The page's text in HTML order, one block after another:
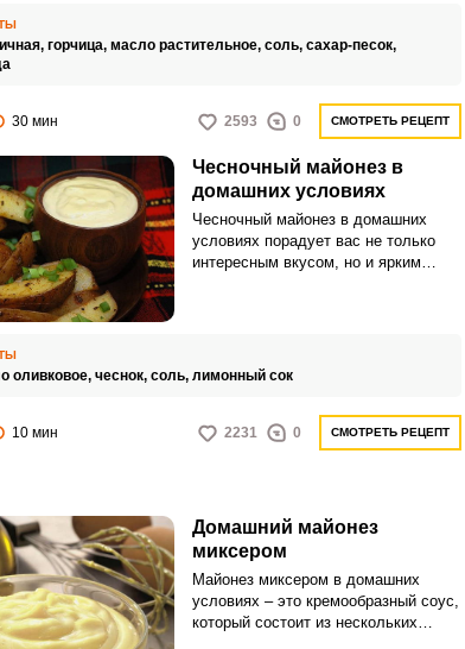
горчица, масло растительное, соль, сахар-песок,
30 мин 2593 0 СМОТРЕТЬ РЕЦЕПТ
Чесночный майонез в
домашних условиях
Чесночный майонез в домашних
условиях порадует вас не только
интересным вкусом, но и ярким
оливковое, чеснок, соль, лимонный сок
10 мин 2231 0 СМОТРЕТЬ РЕЦЕПТ
Домашний майонез
миксером
Майонез миксером в домашних
условиях – это кремообразный соус,
который состоит из нескольких
меня
Забыли пароль?